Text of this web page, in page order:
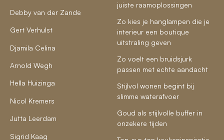
Debby van der Zande
Gert Verhulst
Djamila Celina
Arnold Wegh
Hella Huizinga
Nicol Kremers
Jutta Leerdam
Sigrid Kaag
juiste raamoplossingen
Zo kies je hanglampen die je
interieur een boutique
uitstraling geven
Zo voelt een bruidsjurk
passen met echte aandacht
Stijlvol wonen begint bij
slimme waterafvoer
Goud als stijlvolle buffer in
onzekere tijden